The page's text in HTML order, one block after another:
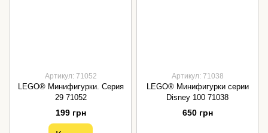
Артикул: 71052
LEGO® Минифигурки. Серия
29 71052
199 грн
Артикул: 71038
LEGO® Минифигурки серии
Disney 100 71038
650 грн